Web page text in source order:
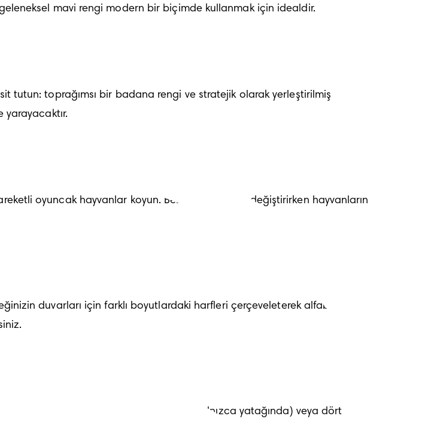
mavi rengi modern bir biçimde kullanmak için idealdir.
tutun: toprağımsı bir badana rengi ve stratejik olarak yerleştirilmiş
oyuncak hayvanlar koyun. Bebeğinizin altını değiştirirken hayvanların
duvarları için farklı boyutlardaki harfleri çerçeveleterek alfabe
minimum düzeyde tutabilir (mesela yalnızca yatağında) veya dört